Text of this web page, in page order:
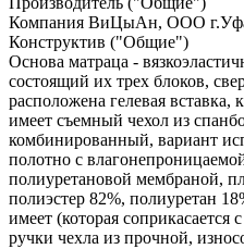
Компания ВиЦыАн, ООО
Конструктив ("Общие")
Основа матраца -
состоящий их трех блоков,
расположена гелевая вставка,
имеет съемный чехол из
комбинированный, вариант
полотно с
полиуретановой мембраной,
полиэстер 82%, полиуретан
имеет (которая
ручки чехла из прочной,